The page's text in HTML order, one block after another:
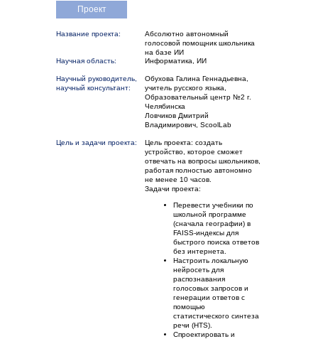
Абсолютно автономный
голосовой помощник школьника
на базе ИИ
Название проекта:
Информатика, ИИ
Научная область:
Обухова Галина Геннадьевна,
учитель русского языка,
Образовательный центр №2 г.
Челябинска
Ловчиков Дмитрий
Владимирович, ScoolLab
Научный руководитель,
научный консультант:
Цель проекта: создать
устройство, которое сможет
отвечать на вопросы школьников,
работая полностью автономно
не менее 10 часов.
Задачи проекта:
Перевести учебники по
школьной программе
(сначала географии) в
FAISS-индексы для
быстрого поиска ответов
без интернета.
Настроить локальную
нейросеть для
распознавания
голосовых запросов и
генерации ответов с
помощью
статистического синтеза
речи (HTS).
Спроектировать и
Цель и задачи проекта:
Проект